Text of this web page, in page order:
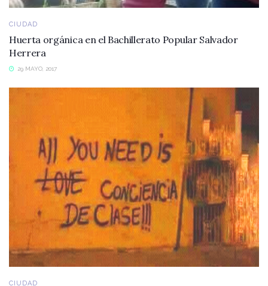
CIUDAD
Huerta orgánica en el Bachillerato Popular Salvador
Herrera
29 MAYO, 2017
CIUDAD